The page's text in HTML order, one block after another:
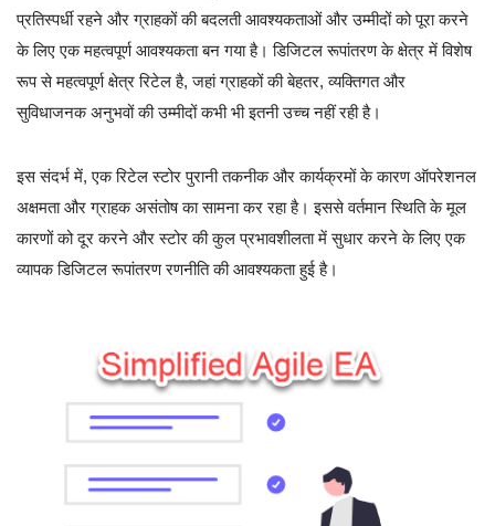
प्रतिस्पर्धी रहने और ग्राहकों की बदलती आवश्यकताओं और उम्मीदों को पूरा करने
के लिए एक महत्वपूर्ण आवश्यकता बन गया है। डिजिटल रूपांतरण के क्षेत्र में विशेष
रूप से महत्वपूर्ण क्षेत्र रिटेल है, जहां ग्राहकों की बेहतर, व्यक्तिगत और
सुविधाजनक अनुभवों की उम्मीदों कभी भी इतनी उच्च नहीं रही है।
इस संदर्भ में, एक रिटेल स्टोर पुरानी तकनीक और कार्यक्रमों के कारण ऑपरेशनल
अक्षमता और ग्राहक असंतोष का सामना कर रहा है। इससे वर्तमान स्थिति के मूल
कारणों को दूर करने और स्टोर की कुल प्रभावशीलता में सुधार करने के लिए एक
व्यापक डिजिटल रूपांतरण रणनीति की आवश्यकता हुई है।